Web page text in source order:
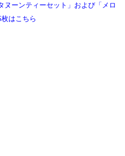
ヌーンティーセット」および「メロ
はこちら